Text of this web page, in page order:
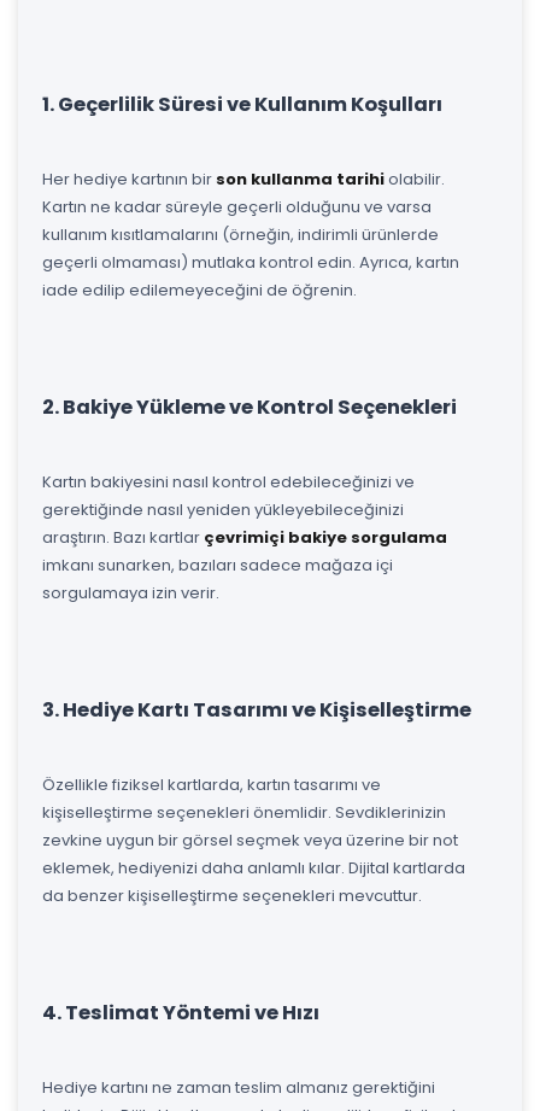
1. Geçerlilik Süresi ve Kullanım Koşulları
Her hediye kartının bir son kullanma tarihiolabilir.
Kartın ne kadar süreyle geçerli olduğunu ve varsa
kullanım kısıtlamalarını (örneğin, indirimli ürünlerde
geçerli olmaması) mutlaka kontrol edin. Ayrıca, kartın
iade edilip edilemeyeceğini de öğrenin.
2. Bakiye Yükleme ve Kontrol Seçenekleri
Kartın bakiyesini nasıl kontrol edebileceğinizi ve
gerektiğinde nasıl yeniden yükleyebileceğinizi
araştırın. Bazı kartlar çevrimiçi bakiye sorgulama
imkanı sunarken, bazıları sadece mağaza içi
sorgulamaya izin verir.
3. Hediye Kartı Tasarımı ve Kişiselleştirme
Özellikle fiziksel kartlarda, kartın tasarımı ve
kişiselleştirme seçenekleri önemlidir. Sevdiklerinizin
zevkine uygun bir görsel seçmek veya üzerine bir not
eklemek, hediyenizi daha anlamlı kılar. Dijital kartlarda
da benzer kişiselleştirme seçenekleri mevcuttur.
4. Teslimat Yöntemi ve Hızı
Hediye kartını ne zaman teslim almanız gerektiğini